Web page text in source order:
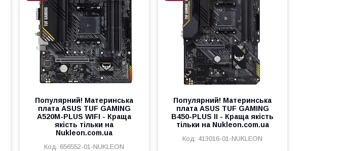
Популярний! Материнська
плата ASUS TUF GAMING
A520M-PLUS WIFI - Краща
якість тільки на
Nukleon.com.ua
656552-01-NUKLEON
Популярний! Материнська
плата ASUS TUF GAMING
B450-PLUS II - Краща якість
тільки на Nukleon.com.ua
413016-01-NUKLEON